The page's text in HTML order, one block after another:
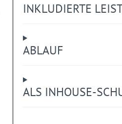
INKLUDIERTE
ABLAUF
ALS INHOUSE-